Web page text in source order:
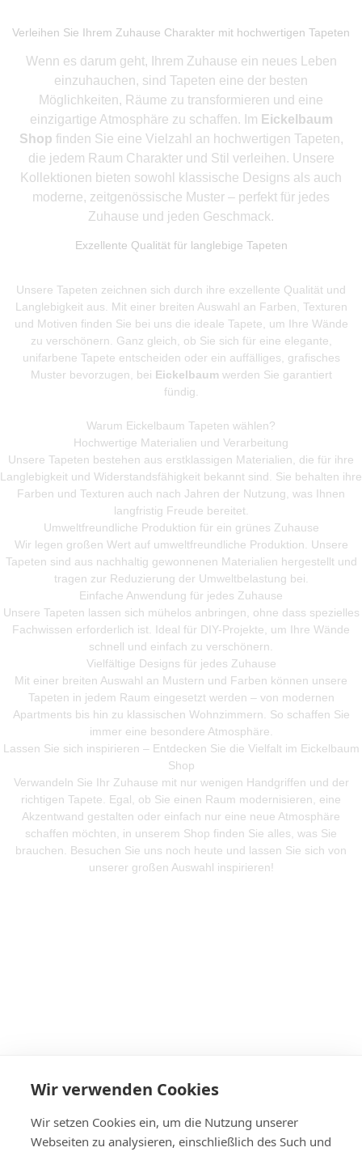
Wir verwenden Cookies
Wir setzen Cookies ein, um die Nutzung unserer
Webseiten zu analysieren, einschließlich des Such und
Verleihen Sie Ihrem Zuhause Charakter mit hochwertigen Tapeten
Wenn es darum geht, Ihrem Zuhause ein neues Leben
einzuhauchen, sind Tapeten eine der besten
Möglichkeiten, Räume zu transformieren und eine
einzigartige Atmosphäre zu schaffen. Im Eickelbaum
Shop finden Sie eine Vielzahl an hochwertigen Tapeten,
die jedem Raum Charakter und Stil verleihen. Unsere
Kollektionen bieten sowohl klassische Designs als auch
moderne, zeitgenössische Muster – perfekt für jedes
Zuhause und jeden Geschmack.
Exzellente Qualität für langlebige Tapeten
Unsere Tapeten zeichnen sich durch ihre exzellente Qualität und
Langlebigkeit aus. Mit einer breiten Auswahl an Farben, Texturen
und Motiven finden Sie bei uns die ideale Tapete, um Ihre Wände
zu verschönern. Ganz gleich, ob Sie sich für eine elegante,
unifarbene Tapete entscheiden oder ein auffälliges, grafisches
Muster bevorzugen, bei Eickelbaum werden Sie garantiert
fündig.
Warum Eickelbaum Tapeten wählen?
Hochwertige Materialien und Verarbeitung
Unsere Tapeten bestehen aus erstklassigen Materialien, die für ihre
Langlebigkeit und Widerstandsfähigkeit bekannt sind. Sie behalten ihre
Farben und Texturen auch nach Jahren der Nutzung, was Ihnen
langfristig Freude bereitet.
Umweltfreundliche Produktion für ein grünes Zuhause
Wir legen großen Wert auf umweltfreundliche Produktion. Unsere
Tapeten sind aus nachhaltig gewonnenen Materialien hergestellt und
tragen zur Reduzierung der Umweltbelastung bei.
Einfache Anwendung für jedes Zuhause
Unsere Tapeten lassen sich mühelos anbringen, ohne dass spezielles
Fachwissen erforderlich ist. Ideal für DIY-Projekte, um Ihre Wände
schnell und einfach zu verschönern.
Vielfältige Designs für jedes Zuhause
Mit einer breiten Auswahl an Mustern und Farben können unsere
Tapeten in jedem Raum eingesetzt werden – von modernen
Apartments bis hin zu klassischen Wohnzimmern. So schaffen Sie
immer eine besondere Atmosphäre.
Lassen Sie sich inspirieren – Entdecken Sie die Vielfalt im Eickelbaum
Shop
Verwandeln Sie Ihr Zuhause mit nur wenigen Handgriffen und der
richtigen Tapete. Egal, ob Sie einen Raum modernisieren, eine
Akzentwand gestalten oder einfach nur eine neue Atmosphäre
schaffen möchten, in unserem Shop finden Sie alles, was Sie
brauchen. Besuchen Sie uns noch heute und lassen Sie sich von
unserer großen Auswahl inspirieren!